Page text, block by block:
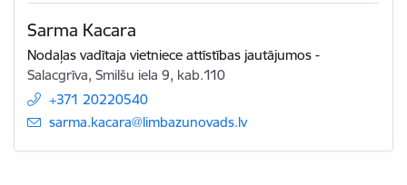
Sarma Kacara
Nodaļas vadītaja vietniece attīstības jautājumos -
Salacgrīva, Smilšu iela 9, kab.110
+371 20220540
E-pasts:
sarma.kacara@limbazunovads.lv